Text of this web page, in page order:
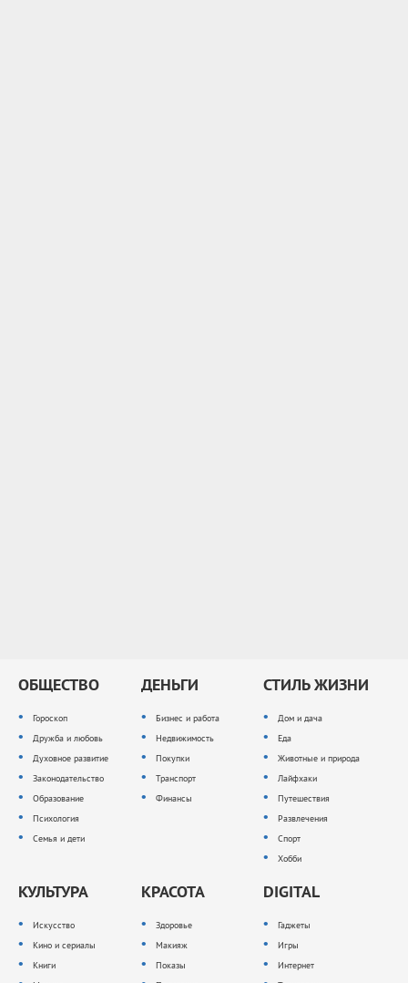
ОБЩЕСТВО
Гороскоп
Дружба и любовь
Духовное развитие
Законодательство
Образование
Психология
Семья и дети
ДЕНЬГИ
Бизнес и работа
Недвижимость
Покупки
Транспорт
Финансы
СТИЛЬ ЖИЗНИ
Дом и дача
Еда
Животные и природа
Лайфхаки
Путешествия
Развлечения
Спорт
Хобби
КУЛЬТУРА
Искусство
Кино и сериалы
Книги
КРАСОТА
Здоровье
Макияж
Показы
DIGITAL
Гаджеты
Игры
Интернет